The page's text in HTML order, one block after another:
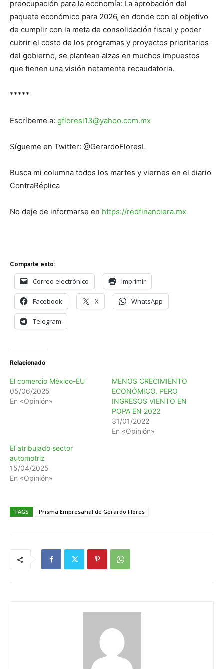
preocupación para la economía: La aprobación del
paquete económico para 2026, en donde con el objetivo
de cumplir con la meta de consolidación fiscal y poder
cubrir el costo de los programas y proyectos prioritarios
del gobierno, se plantean alzas en muchos impuestos
que tienen una visión netamente recaudatoria.
*****
Escríbeme a: gfloresl13@yahoo.com.mx
Sígueme en Twitter: @GerardoFloresL
Busca mi columna todos los martes y viernes en el diario
ContraRéplica
No deje de informarse en https://redfinanciera.mx
Comparte esto:
Correo electrónico Imprimir
Facebook X WhatsApp
Telegram
Relacionado
El comercio México-EU
05/06/2025
En «Opinión»
MENOS CRECIMIENTO
ECONÓMICO, PERO
INGRESOS VIENTO EN
POPA EN 2022
31/01/2022
En «Opinión»
El atribulado sector
automotriz
15/04/2025
En «Opinión»
TAGS Prisma Empresarial de Gerardo Flores